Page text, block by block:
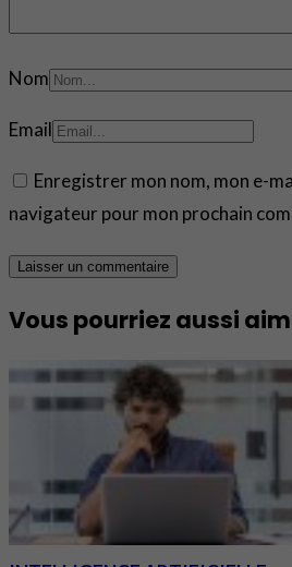
Nom
Email
Enregistrer mon nom, mon e-
navigateur pour mon prochain
Vous pourriez aussi